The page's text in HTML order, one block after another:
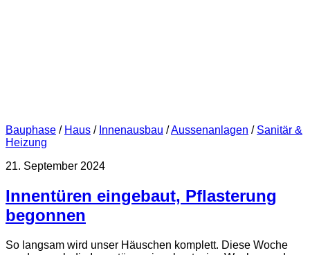
Bauphase / Haus / Innenausbau /Aussenanlagen / Sanitär &
Heizung
21. September 2024
Innentüren eingebaut, Pflasterung
begonnen
So langsam wird unser Häuschen komplett. Diese Woche